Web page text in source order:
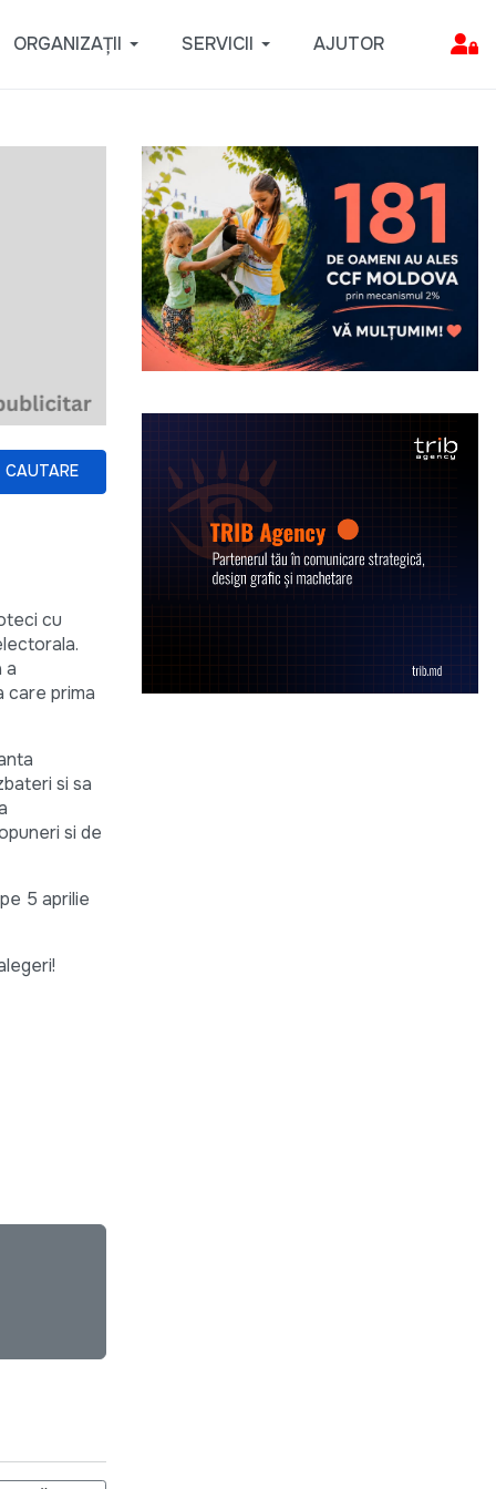
ORGANIZAȚII SERVICII AJUTOR
CAUTARE
cu
a
care prima
si sa
si de
5 aprilie